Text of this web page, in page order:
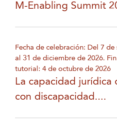
M-Enabling Summit
Fecha de celebración: Del 7
al 31 de diciembre de 2026.
tutorial: 4 de octubre de 2026
La capacidad jurídica
con discapacidad....